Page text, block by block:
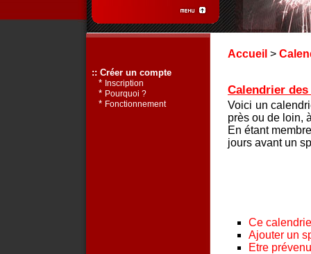
Accueil >
Calendrier
Voici un
près ou de loin,
En étant
jours avant un
Ce
Ajouter un
Etre
:: Créer un compte
* Inscription
* Pourquoi ?
* Fonctionnement